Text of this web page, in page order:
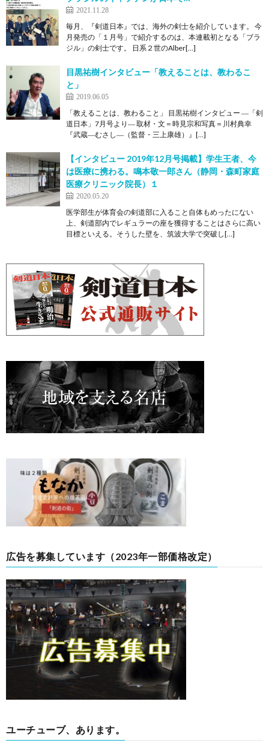
2021.11.28
毎月、『剣道日本』では、海外の剣士を紹介しています。 今
月発売の「１月号」で紹介するのは、本連載初となる「ブラ
ジル」の剣士です。 日系２世のAlber[…]
目黒祐樹インタビュー「教えることは、教わるこ
と」
2019.06.05
「教えることは、教わること」 目黒祐樹インタビュー ―「剣
道日本」7月号より― 取材・文＝時見宗和写真＝川村典幸
『武蔵―むさし―（監督・三上康雄）』[…]
【インタビュー 2019年12月号掲載】学生王者、今
は医療に携わる。鳴本敬一郎さん（静岡・森町家庭
医療クリニック院長）１
2020.05.20
医学部生が体育会の剣道部に入ること自体もめったにない
上、剣道部内でレギュラーの座を獲得することはさらに高い
目標といえる。そうした壁を、筑波大学で突破し[…]
広告を募集しています（2023年一部価格改定）
ユーチューブ、あります。